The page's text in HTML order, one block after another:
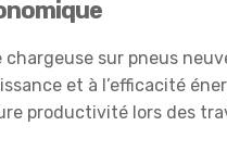
chargeuse sur pneus
et à l’efficacité
productivité lors des